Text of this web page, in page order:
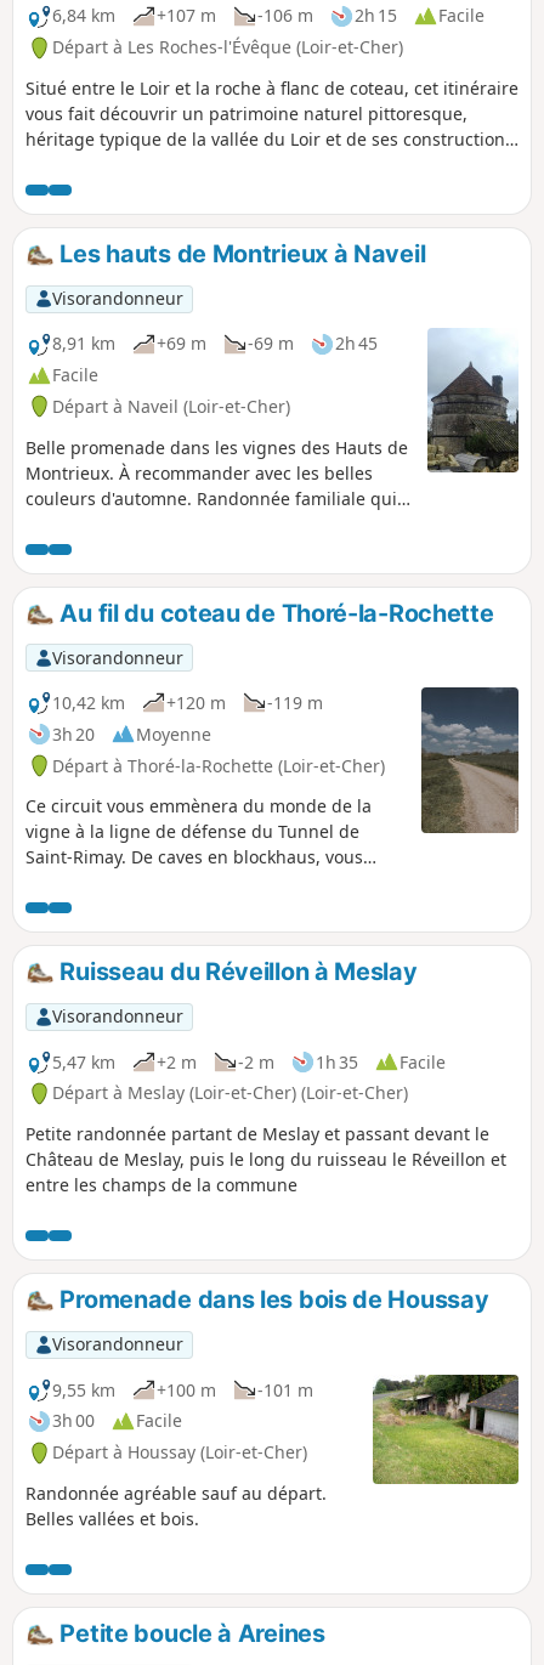
6,84 km +107 m -106 m 2h 15
Facile
Départ à Les Roches-l'Évêque (Loir-et-Cher)
Situé entre le Loir et la roche à flanc de coteau, cet itinéraire
vous fait découvrir un patrimoine naturel pittoresque,
héritage typique de la vallée du Loir et de ses constructions
Les hauts de Montrieux à Naveil
Visorandonneur
8,91 km
+69 m -69 m
2h 45
Facile
Départ à Naveil (Loir-et-Cher)
Belle promenade dans les vignes des Hauts de
Montrieux. À recommander avec les belles
couleurs d'automne. Randonnée familiale qui
pratiques).
Au fil du coteau de Thoré-la-Rochette
Visorandonneur
10,42 km
+120 m
-119 m
3h 20
Moyenne
Départ à Thoré-la-Rochette (Loir-et-Cher)
Ce circuit vous emmènera du monde de la
vigne à la ligne de défense du Tunnel de
Saint-Rimay. De caves en blockhaus, vous
chantiers de restauration menés par
l'association Résurgence. Une belle vue sur la
vallée du Loir vous accompagnera sur une
grande partie de votre parcours.
Ruisseau du Réveillon à Meslay
Visorandonneur
5,47 km
+2 m -2 m 1h 35
Facile
Départ à Meslay (Loir-et-Cher) (Loir-et-Cher)
Petite randonnée partant de Meslay et passant devant le
Château de Meslay, puis le long du ruisseau le Réveillon et
entre les champs de la commune
Promenade dans les bois de Houssay
Visorandonneur
9,55 km
+100 m
-101 m
3h 00
Facile
Départ à Houssay (Loir-et-Cher)
Randonnée agréable sauf au départ.
Belles vallées et bois.
Petite boucle à Areines